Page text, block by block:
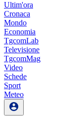
Ultim'ora
Cronaca
Mondo
Economia
TgcomLab
Televisione
TgcomMag
Video
Schede
Sport
Meteo